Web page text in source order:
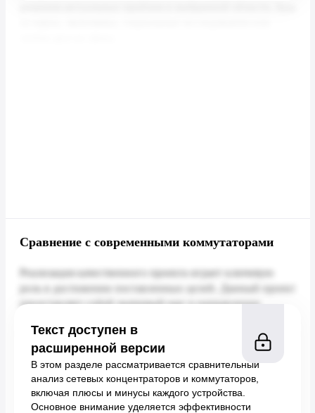
Сравнение с современными коммутаторами
Текст доступен в
расширенной версии
В этом разделе рассматривается сравнительный
анализ сетевых концентраторов и коммутаторов,
включая плюсы и минусы каждого устройства.
Основное внимание уделяется эффективности